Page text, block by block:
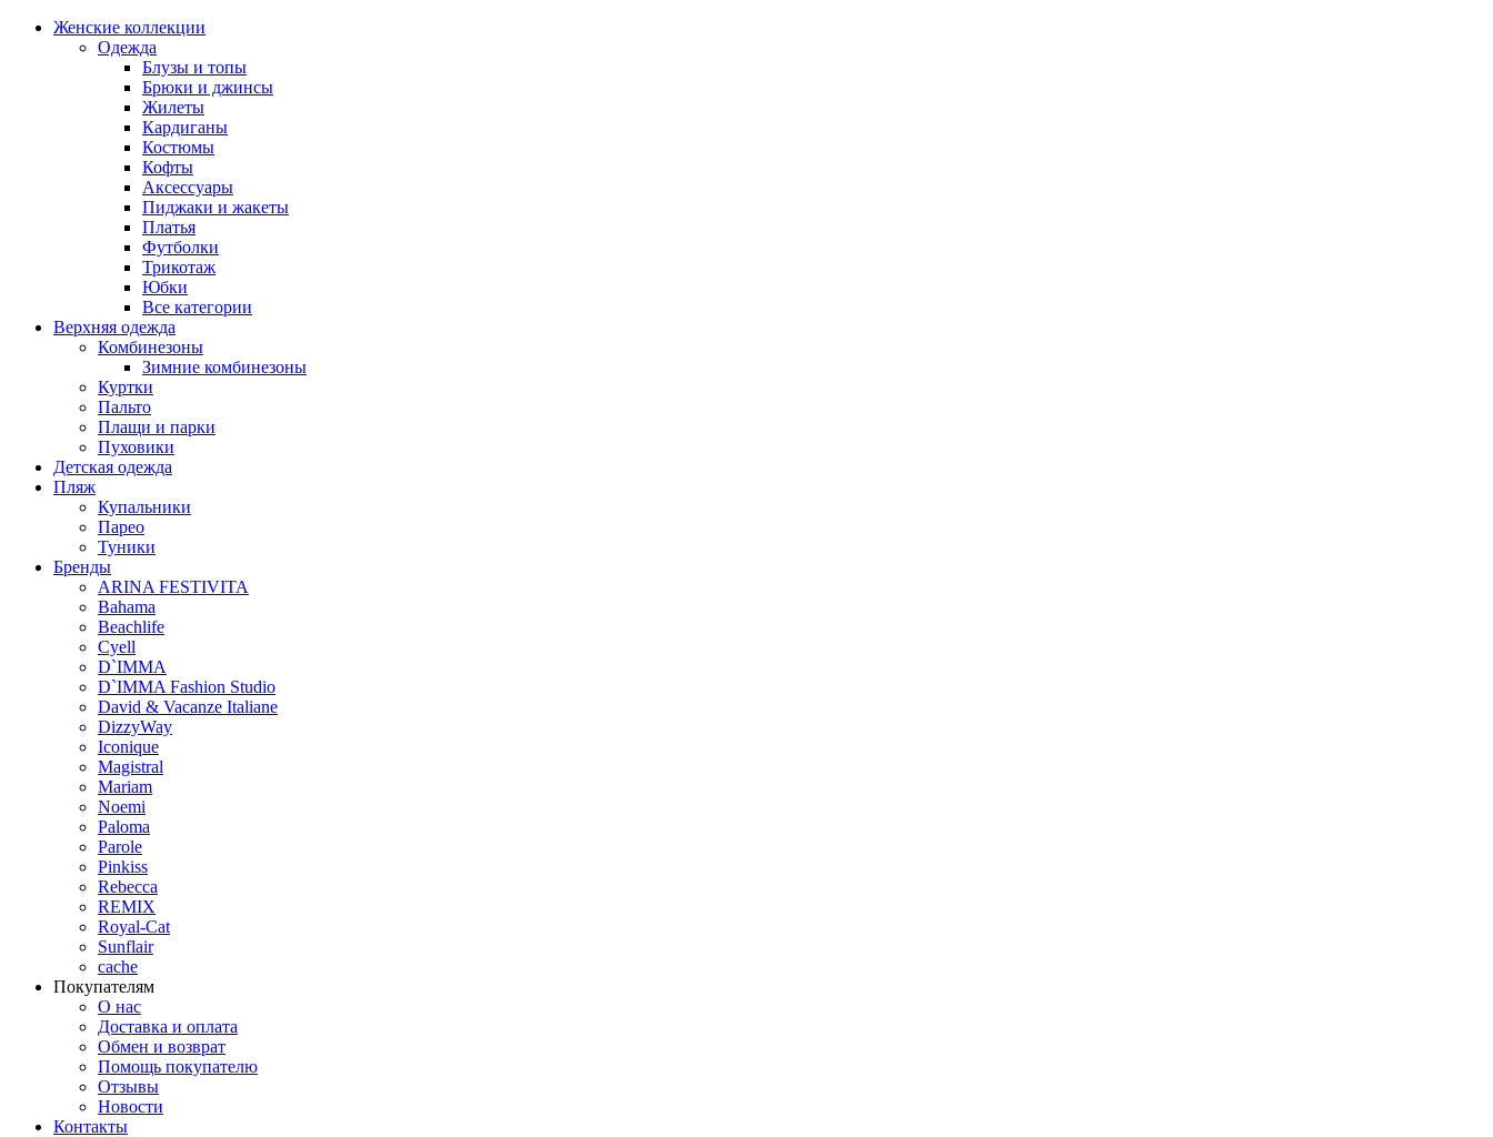
Женские коллекции
Одежда
Блузы и топы
Брюки и джинсы
Жилеты
Кардиганы
Костюмы
Кофты
Аксессуары
Пиджаки и жакеты
Платья
Футболки
Трикотаж
Юбки
Все категории
Верхняя одежда
Комбинезоны
Зимние комбинезоны
Куртки
Пальто
Плащи и парки
Пуховики
Детская одежда
Пляж
Купальники
Парео
Туники
Бренды
ARINA FESTIVITA
Bahama
Beachlife
Cyell
D`IMMA
D`IMMA Fashion Studio
David & Vacanze Italiane
DizzyWay
Iconique
Magistral
Mariam
Noemi
Paloma
Parole
Pinkiss
Rebecca
REMIX
Royal-Cat
Sunflair
cache
Покупателям
О нас
Доставка и оплата
Обмен и возврат
Помощь покупателю
Отзывы
Новости
Контакты